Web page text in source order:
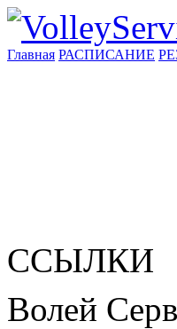
Главная РАСПИСАНИЕ
ССЫЛКИ
Волей